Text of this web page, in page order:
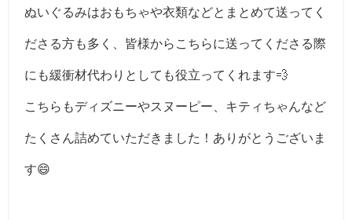
ぬいぐるみはおもちゃや衣類などとまとめて送ってく
ださる方も多く、皆様からこちらに送ってくださる際
にも緩衝材代わりとしても役立ってくれます💨
こちらもディズニーやスヌーピー、キティちゃんなど
たくさん詰めていただきました！ありがとうございま
す😄